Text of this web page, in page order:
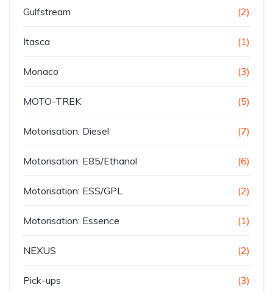
Gulfstream (2)
Itasca (1)
Monaco (3)
MOTO-TREK (5)
Motorisation: Diesel (7)
Motorisation: E85/Ethanol (6)
Motorisation: ESS/GPL (2)
Motorisation: Essence (1)
NEXUS (2)
Pick-ups (3)